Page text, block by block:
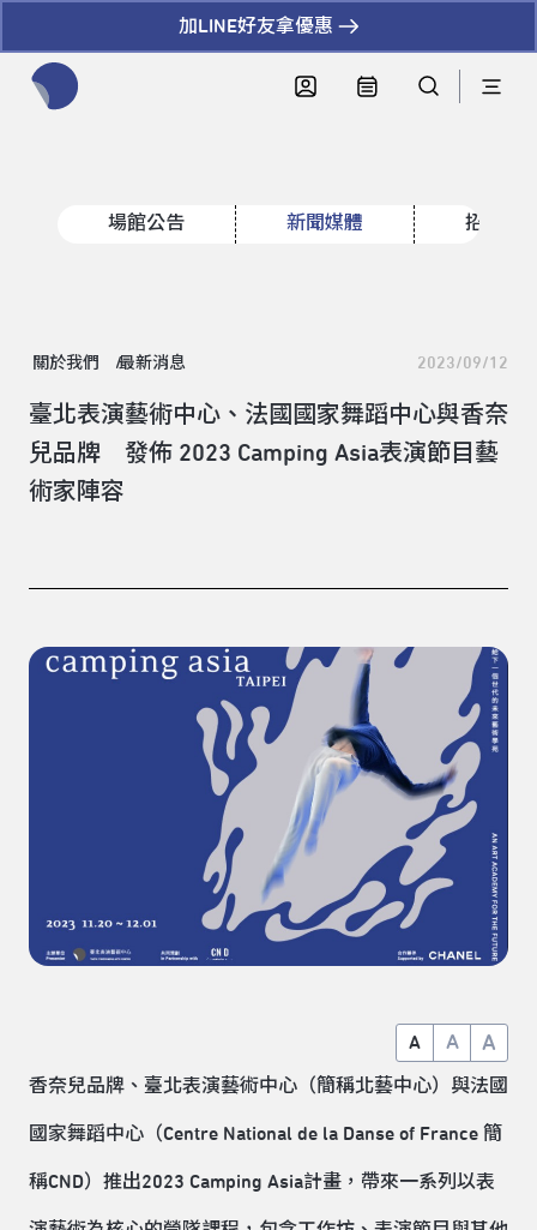
加LINE好友拿優惠
場館公告 新聞媒體 招標資
關於我們 最新消息 2023/09/12
臺北表演藝術中心、法國國家舞蹈中心與香奈
兒品牌 發佈 2023 Camping Asia表演節目藝
術家陣容
A A A
香奈兒品牌、臺北表演藝術中心（簡稱北藝中心）與法國
國家舞蹈中心（Centre National de la Danse of France 簡
稱CND）推出2023 Camping Asia計畫，帶來一系列以表